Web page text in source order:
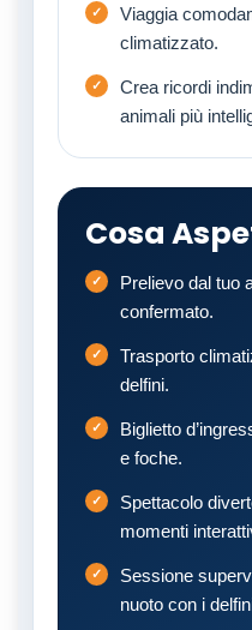
Viaggia
climatizzato.
Crea ricordi
animali più
Cosa
Prelievo dal tuo
confermato.
Trasporto
delfini.
Biglietto
e foche.
Spettacolo
momenti
Sessione
nuoto con i